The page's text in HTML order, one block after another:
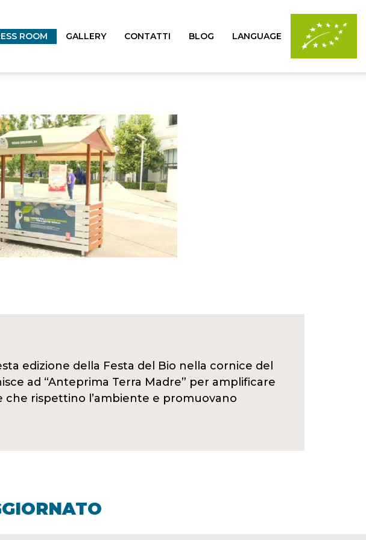
ROOM GALLERY CONTATTI BLOG LANGUAGE
edizione della Festa del Bio nella cornice del
ad “Anteprima Terra Madre” per amplificare
che rispettino l’ambiente e promuovano